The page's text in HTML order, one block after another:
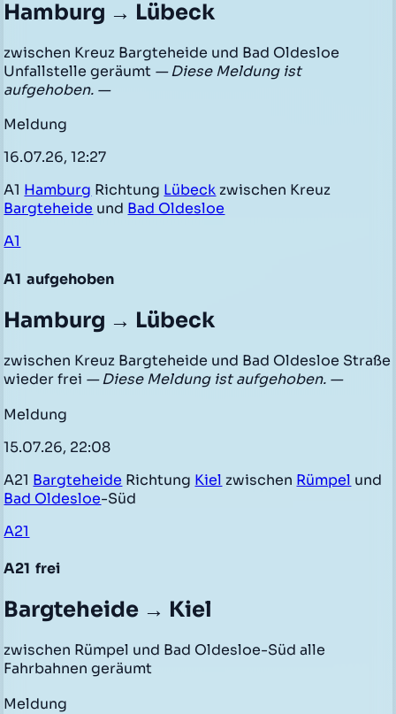
Hamburg → Lübeck
zwischen Kreuz Bargteheide und Bad Oldesloe
Unfallstelle geräumt — Diese Meldung ist
aufgehoben. —
Meldung
16.07.26, 12:27
A1 Hamburg Richtung Lübeck zwischen Kreuz
Bargteheide und Bad Oldesloe
A1
A1 aufgehoben
Hamburg → Lübeck
zwischen Kreuz Bargteheide und Bad Oldesloe Straße
wieder frei — Diese Meldung ist aufgehoben. —
Meldung
15.07.26, 22:08
A21 Bargteheide Richtung Kiel zwischen Rümpel und
Bad Oldesloe-Süd
A21
A21 frei
Bargteheide → Kiel
zwischen Rümpel und Bad Oldesloe-Süd alle
Fahrbahnen geräumt
Meldung